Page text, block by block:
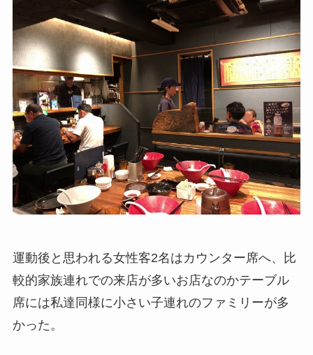
運動後と思われる女性客2名はカウンター席へ、比
較的家族連れでの来店が多いお店なのかテーブル
席には私達同様に小さい子連れのファミリーが多
かった。